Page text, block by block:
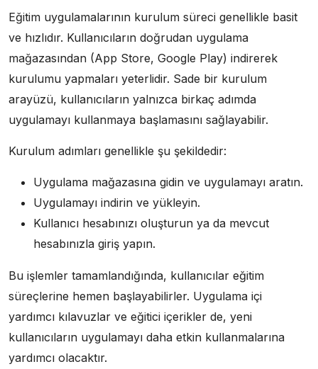
Eğitim uygulamalarının kurulum süreci genellikle basit
ve hızlıdır. Kullanıcıların doğrudan uygulama
mağazasından (App Store, Google Play) indirerek
kurulumu yapmaları yeterlidir. Sade bir kurulum
arayüzü, kullanıcıların yalnızca birkaç adımda
uygulamayı kullanmaya başlamasını sağlayabilir.
Kurulum adımları genellikle şu şekildedir:
Uygulama mağazasına gidin ve uygulamayı aratın.
Uygulamayı indirin ve yükleyin.
Kullanıcı hesabınızı oluşturun ya da mevcut
hesabınızla giriş yapın.
Bu işlemler tamamlandığında, kullanıcılar eğitim
süreçlerine hemen başlayabilirler. Uygulama içi
yardımcı kılavuzlar ve eğitici içerikler de, yeni
kullanıcıların uygulamayı daha etkin kullanmalarına
yardımcı olacaktır.